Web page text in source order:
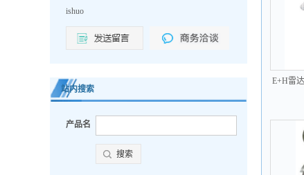
ishuo
站内搜索
产品名
E+H雷